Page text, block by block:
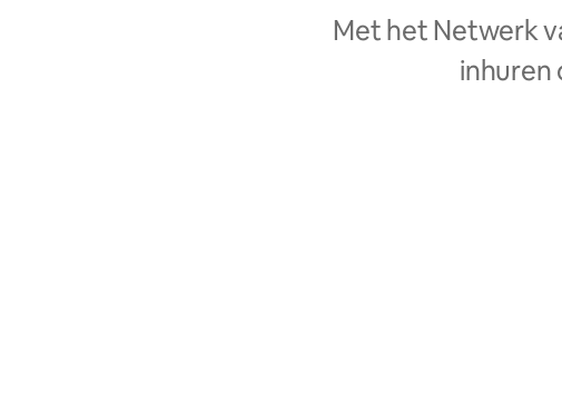
Met het Netwerk
inhuren